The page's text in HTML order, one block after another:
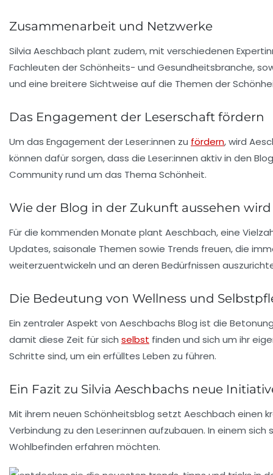
Zusammenarbeit und Netzwerke
Silvia Aeschbach plant zudem, mit verschiedenen
Fachleuten der Schönheits- und Gesundheitsbranche,
und eine breitere Sichtweise auf die Themen der
Das Engagement der Leserschaft fördern
Um das Engagement der Leser:innen zu fördern, wird
können dafür sorgen, dass die Leser:innen aktiv in den
Community rund um das Thema Schönheit.
Wie der Blog in der Zukunft aussehen wird
Für die kommenden Monate plant Aeschbach, eine
Updates, saisonale Themen sowie Trends freuen, die
weiterzuentwickeln und an deren Bedürfnissen
Die Bedeutung von Wellness und
Ein zentraler Aspekt von Aeschbachs Blog ist die
damit diese Zeit für sich selbst finden und sich um ihr
Schritte sind, um ein erfülltes Leben zu führen.
Ein Fazit zu Silvia Aeschbachs neue
Mit ihrem neuen Schönheitsblog setzt Aeschbach einen
Verbindung zu den Leser:innen aufzubauen. In einem
Wohlbefinden erfahren möchten.